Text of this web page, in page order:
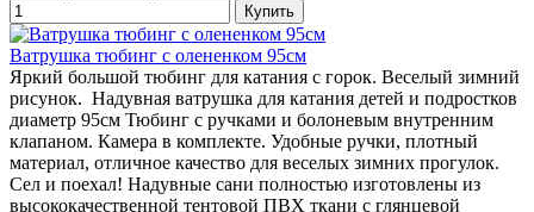
Ватрушка тюбинг с олененком 95см
Яркий большой тюбинг для катания с горок. Веселый зимний
рисунок. Надувная ватрушка для катания детей и подростков
диаметр 95см Тюбинг с ручками и болоневым внутренним
клапаном. Камера в комплекте. Удобные ручки, плотный
материал, отличное качество для веселых зимних прогулок.
Сел и поехал! Надувные сани полностью изготовлены из
высококачественной тентовой ПВХ ткани с глянцевой